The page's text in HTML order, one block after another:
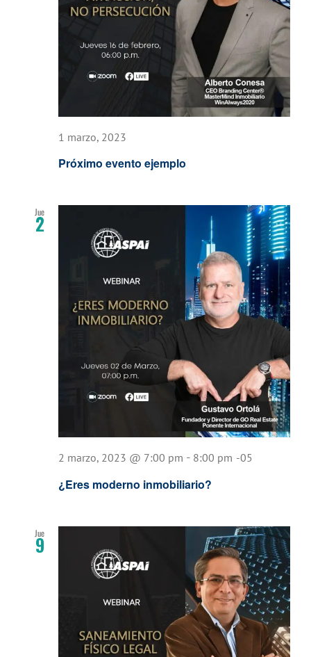
Próximo evento ejemplo
1 marzo, 2023
Jue
2
¿Eres moderno inmobiliario?
2 marzo, 2023 @ 7:00 pm - 8:00 pm -05
Jue
9